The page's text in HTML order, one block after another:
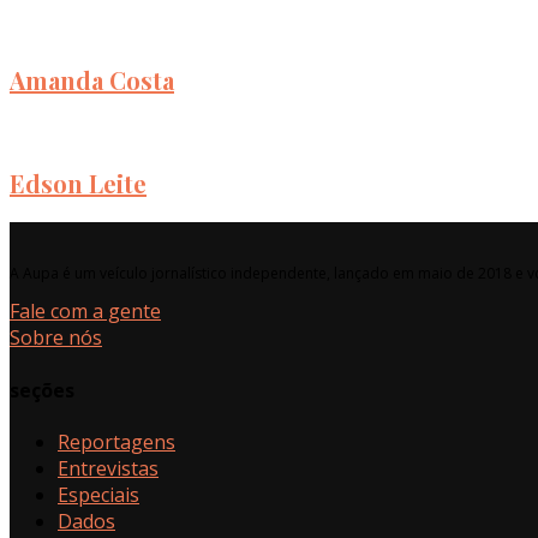
Amanda Costa
Edson Leite
Fale com a gente
Sobre nós
Reportagens
Entrevistas
Especiais
Dados